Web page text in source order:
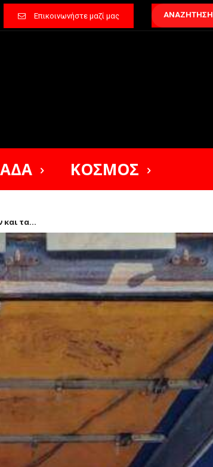
Επικοινωνήστε μαζί μας ΑΝΑΖΗΤΗΣΗ
ΚΟΣΜΟΣ
τα...